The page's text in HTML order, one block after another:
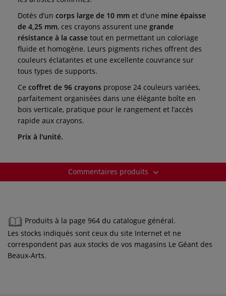
Dotés d’un corps large de 10 mm et d’une mine épaisse
de 4,25 mm, ces crayons assurent une grande
résistance à la casse tout en permettant un coloriage
fluide et homogène. Leurs pigments riches offrent des
couleurs éclatantes et une excellente couvrance sur
tous types de supports.
Ce coffret de 96 crayons propose 24 couleurs variées,
parfaitement organisées dans une élégante boîte en
bois verticale, pratique pour le rangement et l’accès
rapide aux crayons.
Prix à l'unité.
Commentaires produits
Produits à la page 964 du catalogue général.
Les stocks indiqués sont ceux du site Internet et ne
correspondent pas aux stocks de vos magasins Le Géant des
Beaux-Arts.